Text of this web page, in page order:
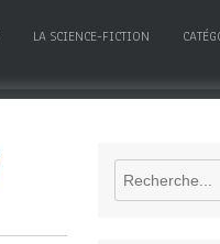
LA SCIENCE-FICTION
Rechercher